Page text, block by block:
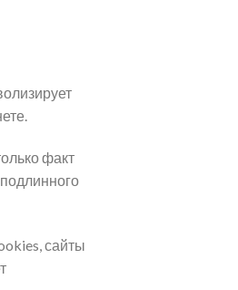
факт
сайты